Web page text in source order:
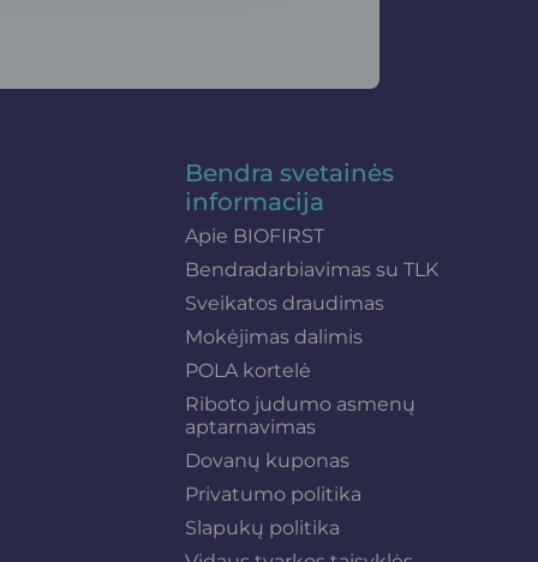
Bendra svetainės
informacija
Apie BIOFIRST
Bendradarbiavimas su TLK
Sveikatos draudimas
Mokėjimas dalimis
POLA kortelė
Riboto judumo asmenų
aptarnavimas
Dovanų kuponas
Privatumo politika
Slapukų politika